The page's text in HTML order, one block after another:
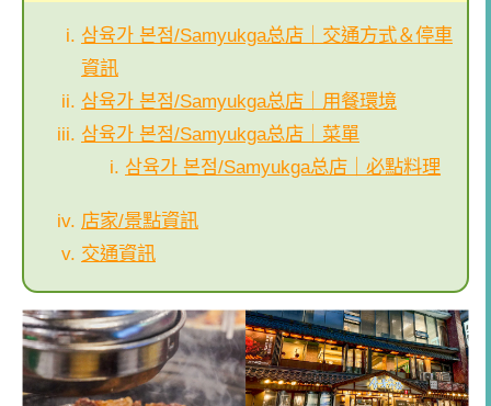
삼육가 본점/Samyukga总店｜交通方式＆停車
資訊
삼육가 본점/Samyukga总店｜用餐環境
삼육가 본점/Samyukga总店｜菜單
삼육가 본점/Samyukga总店｜必點料理
店家/景點資訊
交通資訊